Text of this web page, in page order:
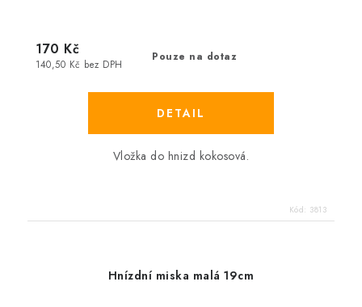
Pouze na dotaz
140,50 Kč bez DPH
170 Kč
Vložka do hnizd kokosová.
Kód: 3813
Hnízdní miska malá 19cm